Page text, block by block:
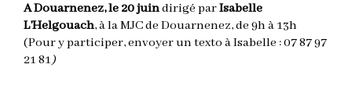
A Douarnenez, le 20 juindirigé parIsabelle
L’Helgouach, à la MJC de Douarnenez, de 9h à 13h
(Pour y participer, envoyer un texto à Isabelle : 07 87 97
21 81)